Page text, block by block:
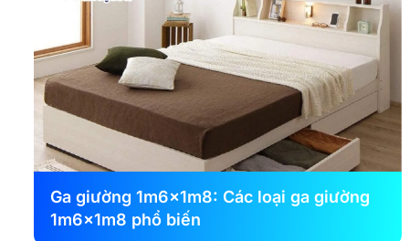
Ga giường 1m6x1m8: Các loại ga giường
1m6x1m8 phổ biến